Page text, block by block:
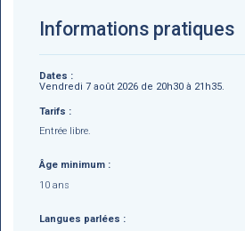
Informations pratiques
Dates :
Vendredi 7 août 2026 de 20h30 à 21h35.
Tarifs :
Entrée libre.
Âge minimum :
10 ans
Langues parlées :